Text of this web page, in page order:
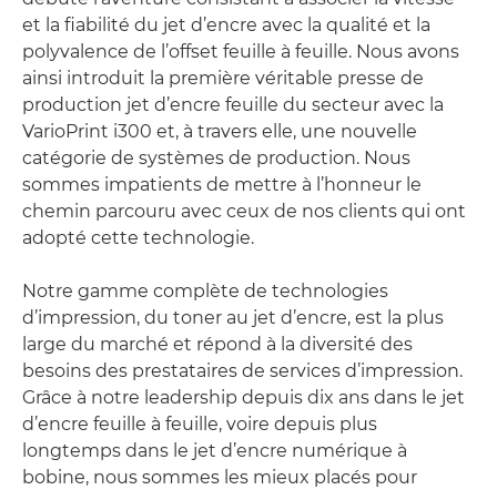
et la fiabilité du jet d’encre avec la qualité et la
polyvalence de l’offset feuille à feuille. Nous avons
ainsi introduit la première véritable presse de
production jet d’encre feuille du secteur avec la
VarioPrint i300 et, à travers elle, une nouvelle
catégorie de systèmes de production. Nous
sommes impatients de mettre à l’honneur le
chemin parcouru avec ceux de nos clients qui ont
adopté cette technologie.
Notre gamme complète de technologies
d’impression, du toner au jet d’encre, est la plus
large du marché et répond à la diversité des
besoins des prestataires de services d’impression.
Grâce à notre leadership depuis dix ans dans le jet
d’encre feuille à feuille, voire depuis plus
longtemps dans le jet d’encre numérique à
bobine, nous sommes les mieux placés pour